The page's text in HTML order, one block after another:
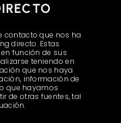
contacto que nos ha
directo. Estas
función de sus
teniendo en
que nos haya
información de
que hayamos
de otras fuentes, tal